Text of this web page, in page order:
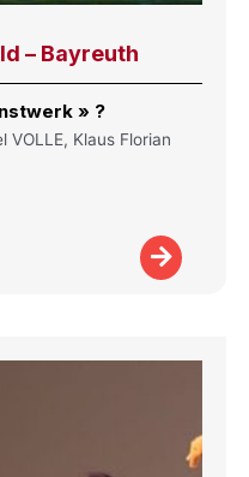
– Bayreuth
» ?
VOLLE, Klaus Florian